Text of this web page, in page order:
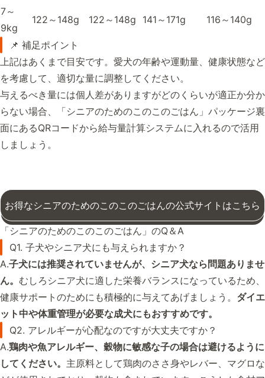
7～
9kg
122～148g 122～148g 141～171g 116～140g
📌 補足ポイント
上記はあくまで目安です。愛犬の年齢や運動量、健康状態など
を考慮して、適切な量に調整してください。
与えるべき量には個人差がありますがどのくらいが適正か分か
らない場合、「シニアのためのこのこのごはん」パッケージ裏
面にあるQRコードから給与量計算システムに入れるので活用
しましょう。
お得なシニアのためのこのこのごはんの公式サイトはこちら
「シニアのためのこのこのごはん」のQ＆A
Q1. 子犬やシニア犬にも与えられますか？
A.子犬には推奨されていませんが、シニア犬なら問題ありませ
ん。 むしろシニア犬に適した栄養バランスになっているため、
健康サポートのためにも積極的に与えてあげましょう。 ダイエ
ット中や体重管理が必要な成犬にもおすすめです。
Q2. アレルギーが心配なのですが大丈夫ですか？
A.鶏肉や魚アレルギー、穀物に敏感な子の場合は避けるように
してください。 主原料として鶏肉のささ身やレバー、マグロな